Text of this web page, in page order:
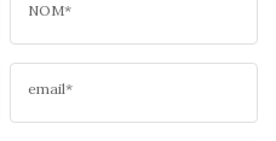
NOM*
email*